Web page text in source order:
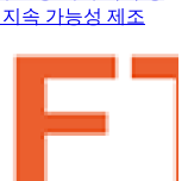
지속 가능성 제조